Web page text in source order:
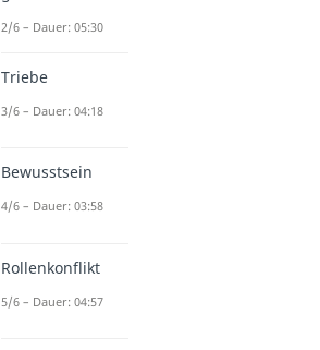
2/6 – Dauer: 05:30
Triebe
3/6 – Dauer: 04:18
Bewusstsein
4/6 – Dauer: 03:58
Rollenkonflikt
5/6 – Dauer: 04:57